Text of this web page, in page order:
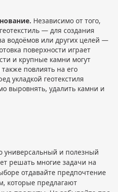
Независимо от того,
— для создания
водоёмов или других целей —
поверхности играет
и крупные камни могут
повлиять на его
укладкой геотекстиля
выровнять, удалить камни и
универсальный и полезный
решать многие задачи на
отдавайте предпочтение
которые предлагают